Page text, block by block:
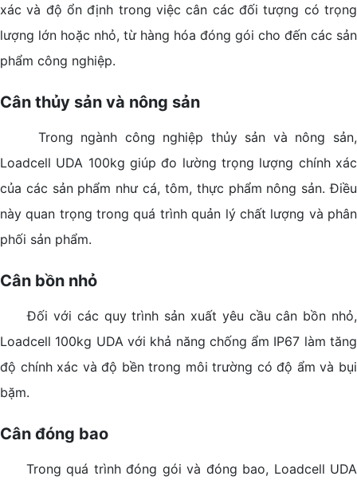
xác và độ ổn định trong việc cân các đối tượng có trọng
lượng lớn hoặc nhỏ, từ hàng hóa đóng gói cho đến các sản
phẩm công nghiệp.
Cân thủy sản và nông sản
Trong ngành công nghiệp thủy sản và nông sản,
Loadcell UDA 100kg giúp đo lường trọng lượng chính xác
của các sản phẩm như cá, tôm, thực phẩm nông sản. Điều
này quan trọng trong quá trình quản lý chất lượng và phân
phối sản phẩm.
Cân bồn nhỏ
Đối với các quy trình sản xuất yêu cầu cân bồn nhỏ,
Loadcell 100kg UDA với khả năng chống ẩm IP67 làm tăng
độ chính xác và độ bền trong môi trường có độ ẩm và bụi
bặm.
Cân đóng bao
Trong quá trình đóng gói và đóng bao, Loadcell UDA